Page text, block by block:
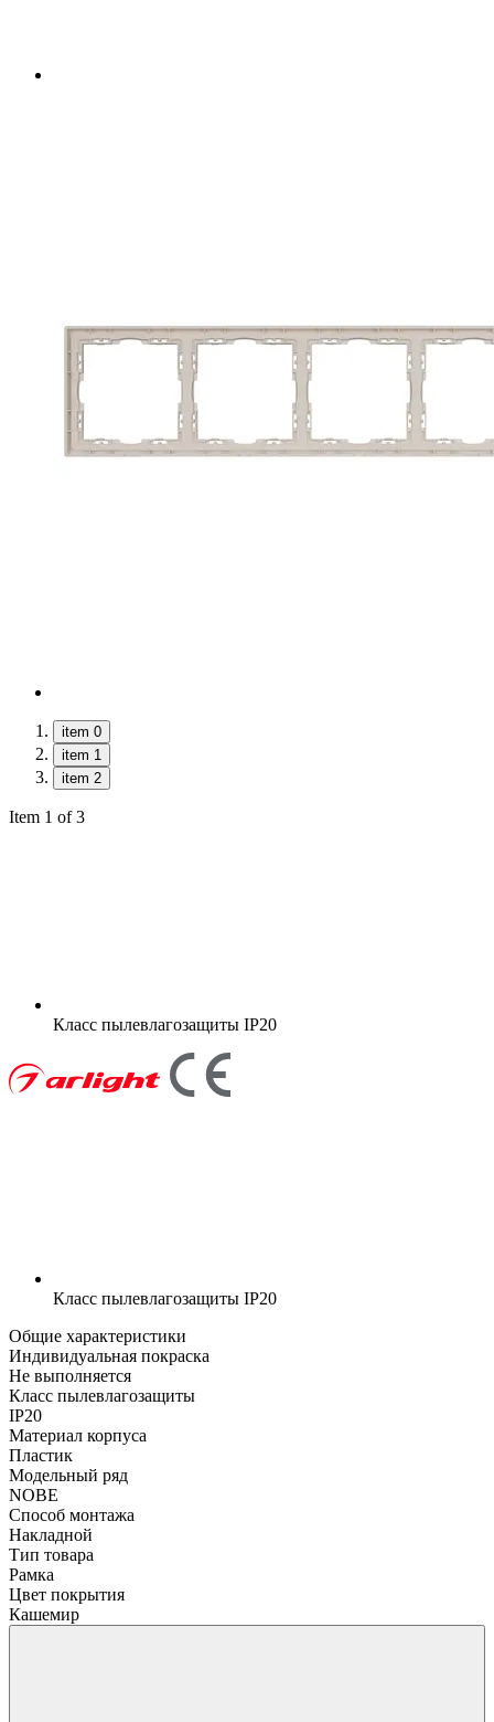
item 0
item 1
item 2
Item 1 of 3
Класс пылевлагозащиты IP20
Класс пылевлагозащиты IP20
Общие характеристики
Индивидуальная покраска
Не выполняется
Класс пылевлагозащиты
IP20
Материал корпуса
Пластик
Модельный ряд
NOBE
Способ монтажа
Накладной
Тип товара
Рамка
Цвет покрытия
Кашемир